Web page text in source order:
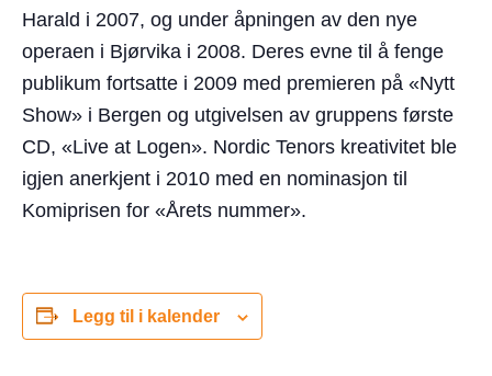
Harald i 2007, og under åpningen av den nye
operaen i Bjørvika i 2008. Deres evne til å fenge
publikum fortsatte i 2009 med premieren på «Nytt
Show» i Bergen og utgivelsen av gruppens første
CD, «Live at Logen». Nordic Tenors kreativitet ble
igjen anerkjent i 2010 med en nominasjon til
Komiprisen for «Årets nummer».
Legg til i kalender